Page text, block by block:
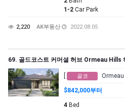
1-2 Car Park
2,220 AK부동산 2022.08.05
69. 골드코스트 커머셜 허브 Ormeau Hills
골코 Ormeau
$842,000부터
4 Bed